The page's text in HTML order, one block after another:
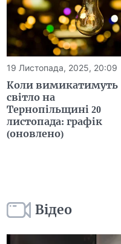
19 Листопада, 2025, 20:09
Коли вимикатимуть
світло на
Тернопільщині 20
листопада: графік
(оновлено)
Відео